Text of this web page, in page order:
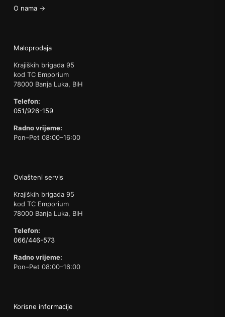
O nama →
Maloprodaja
Krajiških brigada 95
kod TC Emporium
78000 Banja Luka, BiH
Telefon:
051/926-159
Radno vrijeme:
Pon–Pet 08:00–16:00
Ovlašteni servis
Krajiških brigada 95
kod TC Emporium
78000 Banja Luka, BiH
Telefon:
066/446-573
Radno vrijeme:
Pon–Pet 08:00–16:00
Korisne informacije